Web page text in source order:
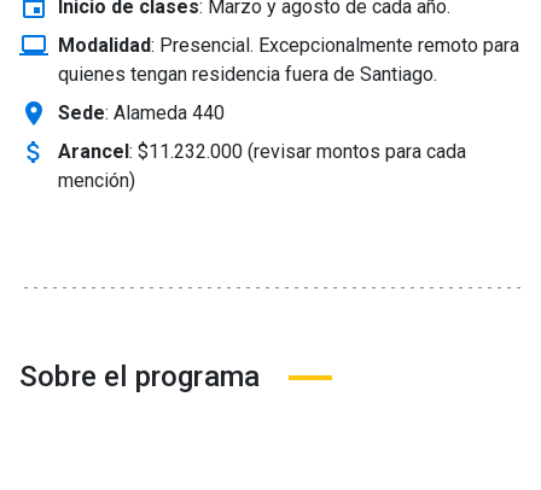
event Inicio de clases: Marzo y agosto de cada año.
laptop_windows Modalidad: Presencial. Excepcionalmente remoto para
quienes tengan residencia fuera de Santiago.
location_on Sede: Alameda 440
attach_money Arancel: $11.232.000 (revisar montos para cada
mención)
Sobre el programa